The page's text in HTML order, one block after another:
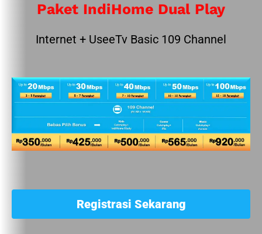
Paket IndiHome Dual Play
Internet + UseeTv Basic 109 Channel
Registrasi Sekarang